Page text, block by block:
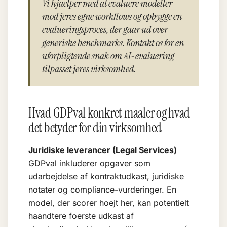
Vi hjaelper med at evaluere modeller
mod jeres egne workflows og opbygge en
evalueringsproces, der gaar ud over
generiske benchmarks. Kontakt os for en
uforpligtende snak om AI-evaluering
tilpasset jeres virksomhed.
Hvad GDPval konkret maaler og hvad
det betyder for din virksomhed
Juridiske leverancer (Legal Services)
GDPval inkluderer opgaver som
udarbejdelse af kontraktudkast, juridiske
notater og compliance-vurderinger. En
model, der scorer hoejt her, kan potentielt
haandtere foerste udkast af